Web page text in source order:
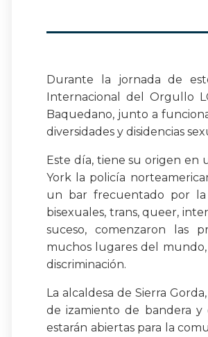
Durante la jornada de
Internacional del Orgullo
Baquedano, junto a
diversidades y disidencias
Este día, tiene su origen en
York la policía
un bar frecuentado por la
bisexuales, trans, queer,
suceso, comenzaron las
muchos lugares del
discriminación.
La alcaldesa de Sierra
de izamiento de bandera y
estarán abiertas para la